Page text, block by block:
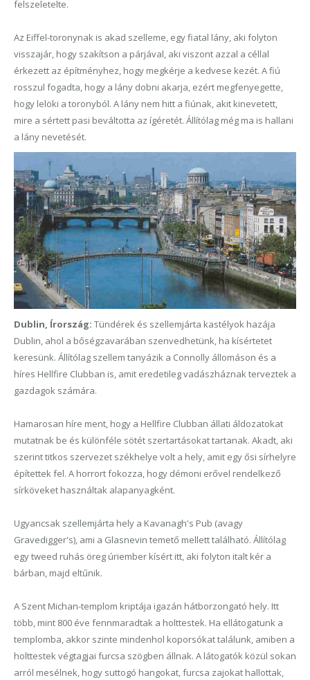
felszeletelte.
Az Eiffel-toronynak is akad szelleme, egy fiatal lány, aki folyton
visszajár, hogy szakítson a párjával, aki viszont azzal a céllal
érkezett az építményhez, hogy megkérje a kedvese kezét. A fiú
rosszul fogadta, hogy a lány dobni akarja, ezért megfenyegette,
hogy lelöki a toronyból. A lány nem hitt a fiúnak, akit kinevetett,
mire a sértett pasi beváltotta az ígéretét. Állítólag még ma is hallani
a lány nevetését.
Dublin, Írország: Tündérek és szellemjárta kastélyok hazája
Dublin, ahol a bőségzavarában szenvedhetünk, ha kísértetet
keresünk. Állítólag szellem tanyázik a Connolly állomáson és a
híres Hellfire Clubban is, amit eredetileg vadászháznak terveztek a
gazdagok számára.
Hamarosan híre ment, hogy a Hellfire Clubban állati áldozatokat
mutatnak be és különféle sötét szertartásokat tartanak. Akadt, aki
szerint titkos szervezet székhelye volt a hely, amit egy ősi sírhelyre
építettek fel. A horrort fokozza, hogy démoni erővel rendelkező
sírköveket használtak alapanyagként.
Ugyancsak szellemjárta hely a Kavanagh's Pub (avagy
Gravedigger's), ami a Glasnevin temető mellett található. Állítólag
egy tweed ruhás öreg úriember kísért itt, aki folyton italt kér a
bárban, majd eltűnik.
A Szent Michan-templom kriptája igazán hátborzongató hely. Itt
több, mint 800 éve fennmaradtak a holttestek. Ha ellátogatunk a
templomba, akkor szinte mindenhol koporsókat találunk, amiben a
holttestekvégtagjai furcsa szögben állnak. A látogatók közül sokan
arról mesélnek, hogy suttogó hangokat, furcsa zajokat hallottak,